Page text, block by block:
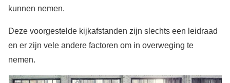
kunnen nemen.
Deze voorgestelde kijkafstanden zijn slechts een leidraad
en er zijn vele andere factoren om in overweging te
nemen.